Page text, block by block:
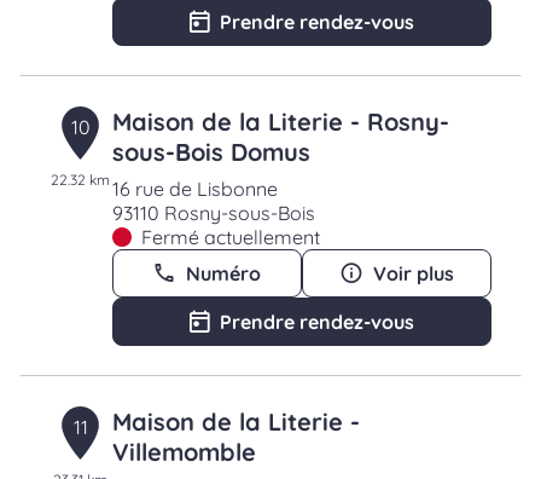
Prendre rendez-vous
10
22.32 km
Maison de la Literie - Rosny-
sous-Bois Domus
16 rue de Lisbonne
93110 Rosny-sous-Bois
Fermé actuellement
Numéro
Voir plus
Prendre rendez-vous
11
Maison de la Literie -
Villemomble